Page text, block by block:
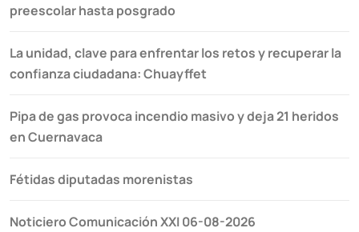
preescolar hasta posgrado
La unidad, clave para enfrentar los retos y recuperar la
confianza ciudadana: Chuayffet
Pipa de gas provoca incendio masivo y deja 21 heridos
en Cuernavaca
Fétidas diputadas morenistas
Noticiero Comunicación XXI 06-08-2026